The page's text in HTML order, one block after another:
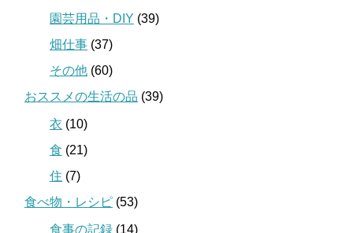
園芸用品・DIY (39)
畑仕事 (37)
その他 (60)
おススメの生活の品 (39)
衣 (10)
食 (21)
住 (7)
食べ物・レシピ (53)
食事の記録 (14)